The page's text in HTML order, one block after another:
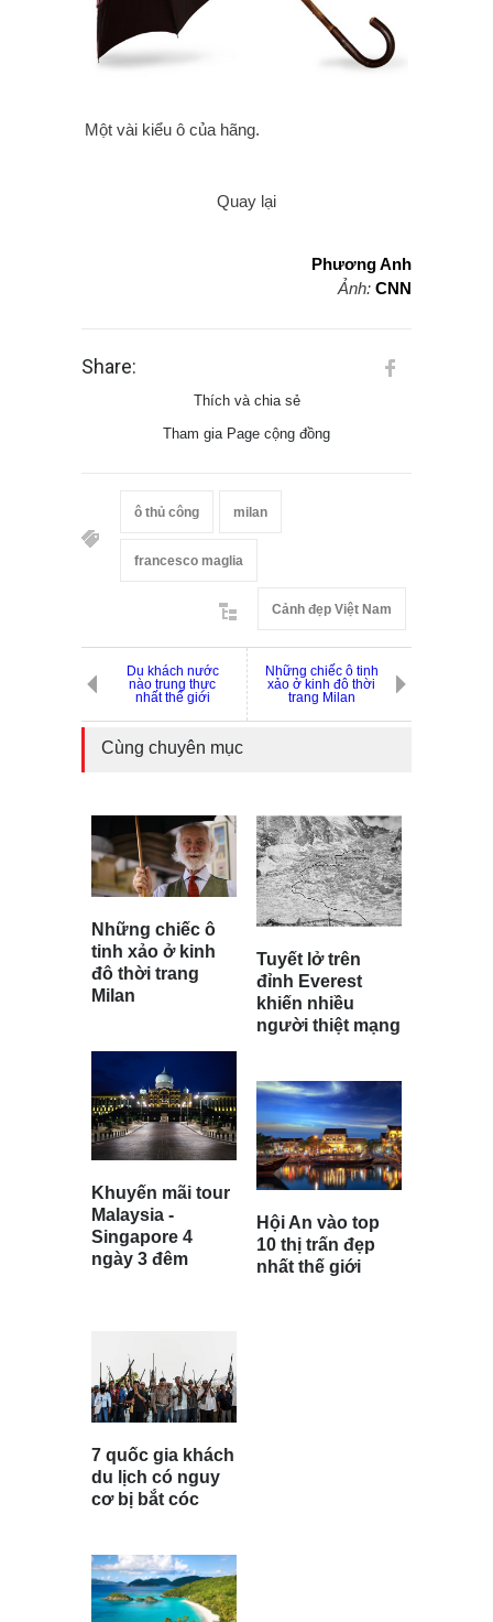
Một vài kiểu ô của hãng.
Quay lại
Phương Anh
Ảnh: CNN
Share:
Thích và chia sẻ
Tham gia Page cộng đồng
ô thủ công milan
francesco maglia
Cảnh đẹp Việt Nam
Du khách nước
nào trung thực
nhất thế giới
Những chiếc ô tinh
xảo ở kinh đô thời
trang Milan
Cùng chuyên mục
Những chiếc ô
tinh xảo ở kinh
đô thời trang
Milan
Khuyến mãi tour
Malaysia -
Singapore 4
ngày 3 đêm
Tuyết lở trên
đỉnh Everest
khiến nhiều
người thiệt mạng
Hội An vào top
10 thị trấn đẹp
nhất thế giới
7 quốc gia khách
du lịch có nguy
cơ bị bắt cóc